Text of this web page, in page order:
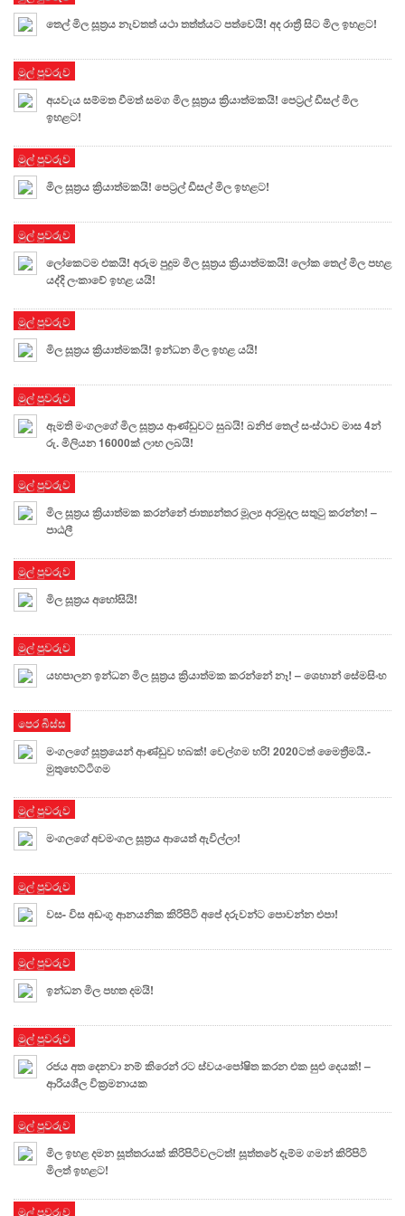
තෙල් මිල සූත්‍රය නැවතත් යථා තත්ත්යට පත්වෙයි! අද රාත්‍රී සිට මිල ඉහළට!
මුල් පුවරුව
අයවැය සම්මත වීමත් සමග මිල සූත්‍රය ක්‍රියාත්මකයි! පෙට්‍රල් ඩීසල් මිල
ඉහළට!
මුල් පුවරුව
මිල සූත්‍රය ක්‍රියාත්මකයි! පෙට්‍රල් ඩීසල් මිල ඉහළට!
මුල් පුවරුව
ලෝකෙටම එකයි! අරුම පුදුම මිල සූත්‍රය ක්‍රියාත්මකයි! ලෝක තෙල් මිල පහළ
යද්දි ලංකාවේ ඉහළ යයි!
මුල් පුවරුව
මිල සූත්‍රය ක්‍රියාත්මකයි! ඉන්ධන මිල ඉහළ යයි!
මුල් පුවරුව
ඇමති මංගලගේ මිල සූත්‍රය ආණ්ඩුවට සුබයි! ඛනිජ තෙල් සංස්ථාව මාස 4න්
රු. මිලියන 16000ක් ලාභ ලබයි!
මුල් පුවරුව
මිල සූත්‍රය ක්‍රියාත්මක කරන්නේ ජාත්‍යන්තර මූල්‍ය අරමුදල සතුටු කරන්න! –
පාඨලී
මුල් පුවරුව
මිල සූත්‍රය අහෝසියි!
මුල් පුවරුව
යහපාලන ඉන්ධන මිල සූත්‍රය ක්‍රියාත්මක කරන්නේ නෑ! – ශෙහාන් සේමසිංහ
පෙර බිස්ස
මංගලගේ සූත්‍රයෙන් ආණ්ඩුව හබක්! වෙල්ගම හරි! 2020ටත් මෛත්‍රීමයි.-
මුතුහෙට්ටිගම
මුල් පුවරුව
මංගලගේ අවමංගල සූත්‍රය ආයෙත් ඇවිල්ලා!
මුල් පුවරුව
වස- විස අඩංගු ආනයනික කිරිපිටි අපේ දරුවන්ට පොවන්න එපා!
මුල් පුවරුව
ඉන්ධන මිල පහත දමයි!
මුල් පුවරුව
රජය අත දෙනවා නම් කිරෙන් රට ස්වයංපෝෂිත කරන එක සුළු දෙයක්! –
ආරියශීල වික්‍රමනායක
මුල් පුවරුව
මිල ඉහළ දමන සූත්තරයක් කිරිපිටිවලටත්! සූත්තරේ දැම්ම ගමන් කිරිපිටි
මිලත් ඉහළට!
මුල් පුවරුව